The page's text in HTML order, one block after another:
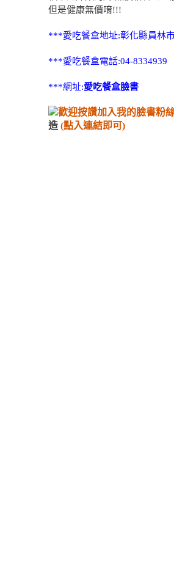
但是健康無價唷!!!
***愛吃餐盒地址:彰化縣員林
***愛吃餐盒電話:04-8334939
***網址:愛吃餐盒臉書
歡迎按讚加入我的臉書粉
造 (點入連結即可)